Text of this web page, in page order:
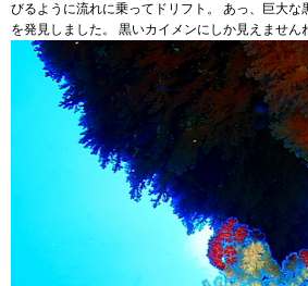
びるように流れに乗ってドリフト。 あっ、巨大な
を発見しました。 黒いカイメンにしか見えません